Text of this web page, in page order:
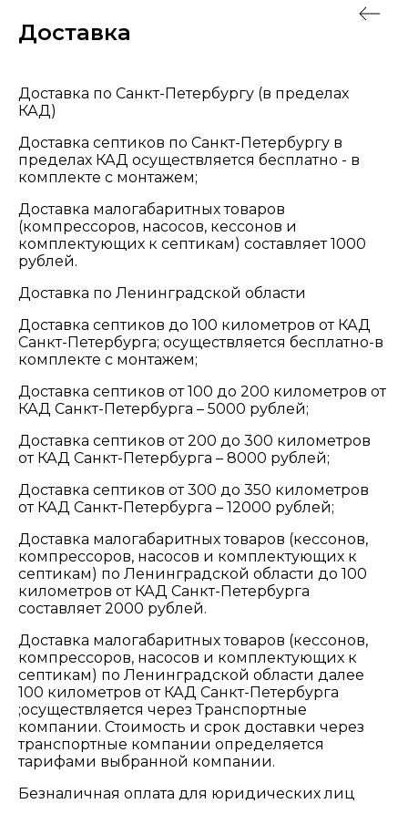
Доставка
Доставка по Санкт-Петербургу (в пределах
КАД)
Доставка септиков по Санкт-Петербургу в
пределах КАД осуществляется бесплатно - в
комплекте с монтажем;
Доставка малогабаритных товаров
(компрессоров, насосов, кессонов и
комплектующих к септикам) составляет 1000
рублей.
Доставка по Ленинградской области
Доставка септиков до 100 километров от КАД
Санкт-Петербурга; осуществляется бесплатно-в
комплекте с монтажем;
Доставка септиков от 100 до 200 километров от
КАД Санкт-Петербурга – 5000 рублей;
Доставка септиков от 200 до 300 километров
от КАД Санкт-Петербурга – 8000 рублей;
Доставка септиков от 300 до 350 километров
от КАД Санкт-Петербурга – 12000 рублей;
Доставка малогабаритных товаров (кессонов,
компрессоров, насосов и комплектующих к
септикам) по Ленинградской области до 100
километров от КАД Санкт-Петербурга
составляет 2000 рублей.
Доставка малогабаритных товаров (кессонов,
компрессоров, насосов и комплектующих к
септикам) по Ленинградской области далее
100 километров от КАД Санкт-Петербурга
;осуществляется через Транспортные
компании. Стоимость и срок доставки через
транспортные компании определяется
тарифами выбранной компании.
Безналичная оплата для юридических лиц